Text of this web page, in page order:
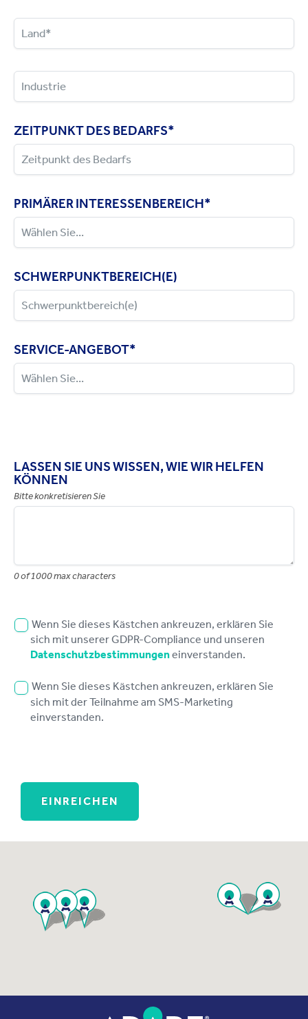
ZEITPUNKT DES BEDARFS*
PRIMÄRER INTERESSENBEREICH*
SCHWERPUNKTBEREICH(E)
SERVICE-ANGEBOT*
LASSEN SIE UNS WISSEN, WIE WIR HELFEN
KÖNNEN
Bitte konkretisieren Sie
0 of 1000 max characters
Wenn Sie dieses Kästchen ankreuzen, erklären Sie
sich mit unserer GDPR-Compliance und unseren
Datenschutzbestimmungeneinverstanden.
Wenn Sie dieses Kästchen ankreuzen, erklären Sie
sich mit der Teilnahme am SMS-Marketing
einverstanden.